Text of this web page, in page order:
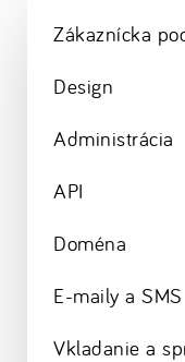
Zákaznícka
Design
Administrácia
API
Doména
E-maily a SMS
Vkladanie a